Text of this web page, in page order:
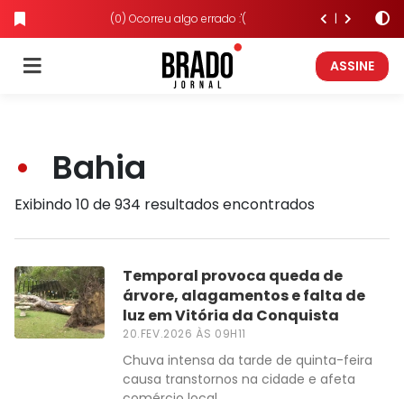
(0) Ocorreu algo errado :'(
ASSINE
Bahia
Exibindo 10 de 934 resultados encontrados
Temporal provoca queda de
árvore, alagamentos e falta de
luz em Vitória da Conquista
20.FEV.2026 ÀS 09H11
Chuva intensa da tarde de quinta-feira
causa transtornos na cidade e afeta